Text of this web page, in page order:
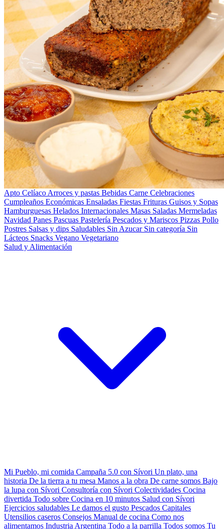
Apto Celíaco Arroces y pastas Bebidas Carne Celebraciones
Cumpleaños Económicas Ensaladas Fiestas Frituras Guisos y Sopas
Hamburguesas Helados Internacionales Masas Saladas Mermeladas
Navidad Panes Pascuas Pastelería Pescados y Mariscos Pizzas Pollo
Postres Salsas y dips Saludables Sin Azucar Sin categoría Sin
Lácteos Snacks Vegano Vegetariano
Salud y Alimentación
Mi Pueblo, mi comida Campaña 5.0 con Sívori Un plato, una
historia De la tierra a tu mesa Manos a la obra De carne somos Bajo
la lupa con Sívori Consultoría con Sívori Colectividades Cocina
divertida Todo sobre Cocina en 10 minutos Salud con Sívori
Ejercicios saludables Le damos el gusto Pescados Capitales
Utensilios caseros Consejos Manual de cocina Como nos
alimentamos Industria Argentina Todo a la parrilla Todos somos Tu